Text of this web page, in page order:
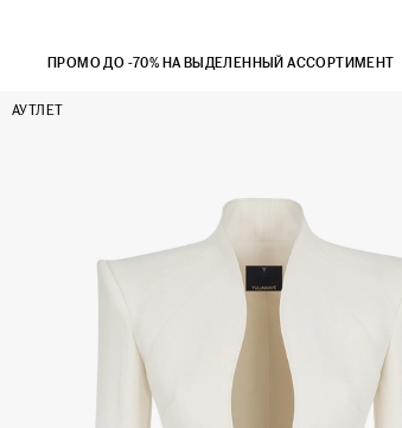
ПРОМО ДО -70% НА ВЫДЕЛЕННЫЙ АССОРТИМЕНТ
АУТЛЕТ